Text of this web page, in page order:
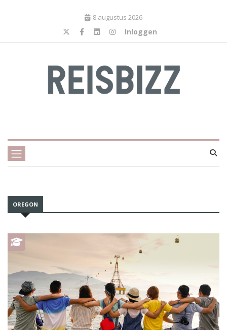
8 augustus 2026
Inloggen
OREGON